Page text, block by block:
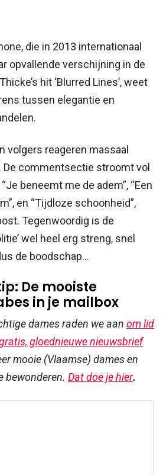
die in 2013 internationaal
opvallende verschijning in de
hit ‘Blurred Lines’, weet
tussen elegantie en
volgers reageren massaal
De commentsectie stroomt vol
beneemt me de adem”, “Een
en “Tijdloze schoonheid”,
Tegenwoordig is de
wel heel erg streng, snel
de boodschap…
De mooiste
in je mailbox
dames raden we aan om lid
gloednieuwe nieuwsbrief
mooie (Vlaamse) dames en
bewonderen. Dat doe je hier.